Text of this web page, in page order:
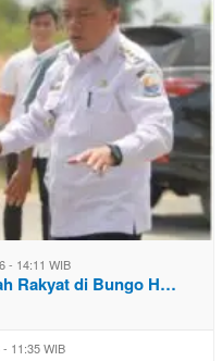
- 14:11 WIB
Rakyat di Bungo H…
11:35 WIB